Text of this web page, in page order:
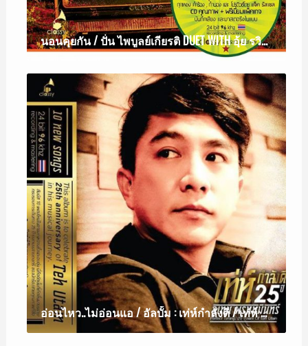
นอนคุยกัน / ปั่น ไพบูลย์เกียรติ DUET WITH อุ้ย รวิวรรณ
อ่อนไหว..ไม่อ่อนแอ / อัลบั้ม : เท่ห์กำลังดี / เท่ห์ (อุเทน พรหมมินทร์)